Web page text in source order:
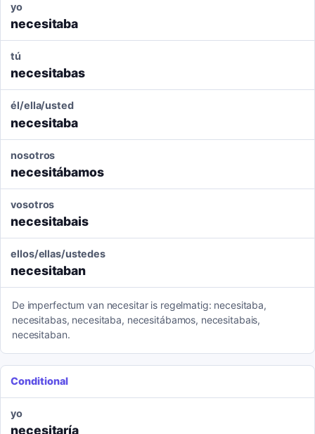
yo
necesitaba
tú
necesitabas
él/ella/usted
necesitaba
nosotros
necesitábamos
vosotros
necesitabais
ellos/ellas/ustedes
necesitaban
De imperfectum van necesitar is regelmatig: necesitaba,
necesitabas, necesitaba, necesitábamos, necesitabais,
necesitaban.
Conditional
yo
necesitaría